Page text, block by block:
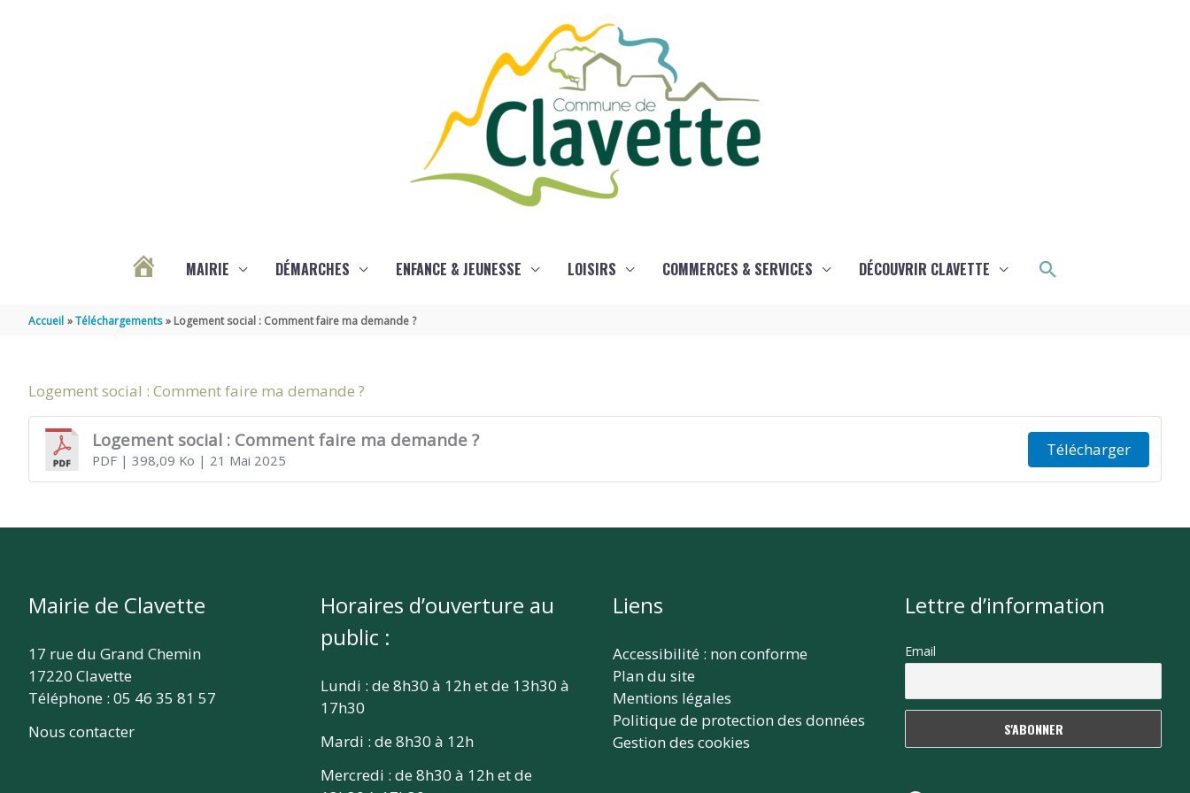
MAIRIE DÉMARCHES ENFANCE & JEUNESSE LOISIRS COMMERCES & SERVICES DÉCOUVRIR CLAVETTE Rechercher
Accueil Téléchargements Logement social : Comment faire ma demande ?
Logement social : Comment faire ma demande ?
Logement social : Comment faire ma demande ?
PDF| 398,09 Ko | 21 Mai 2025
Télécharger
Mairie de Clavette
17 rue du Grand Chemin
17220 Clavette
Téléphone : 05 46 35 81 57
Nous contacter
Horaires d’ouverture au
public :
Lundi : de 8h30 à 12h et de 13h30 à
17h30
Mardi : de 8h30 à 12h
Mercredi : de 8h30 à 12h et de
Liens
Accessibilité : non conforme
Plan du site
Mentions légales
Politique de protection des données
Gestion des cookies
Lettre d’information
Email